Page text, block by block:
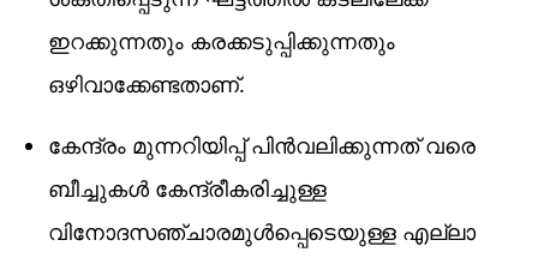
ഇറക്കുന്നതും കരക്കടുപ്പിക്കുന്നതും
ഒഴിവാക്കേണ്ടതാണ്.
കേന്ദ്രം മുന്നറിയിപ്പ് പിന്‍വലിക്കുന്നത് വരെ
ബീച്ചുകള്‍ കേന്ദ്രീകരിച്ചുള്ള
വിനോദസഞ്ചാരമുള്‍പ്പെടെയുള്ള എല്ലാ